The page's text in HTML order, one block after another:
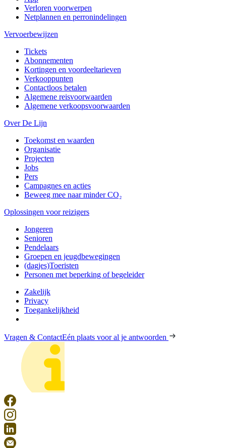
Verloren voorwerpen
Netplannen en perronindelingen
Vervoerbewijzen
Tickets
Abonnementen
Kortingen en voordeeltarieven
Verkooppunten
Contactloos betalen
Algemene reisvoorwaarden
Algemene verkoopsvoorwaarden
Over De Lijn
Toekomst en waarden
Organisatie
Projecten
Jobs
Pers
Campagnes en acties
Beweeg mee naar minder CO₂
Oplossingen voor reizigers
Jongeren
Senioren
Pendelaars
Groepen en jeugdbewegingen
(dagjes)Toeristen
Personen met beperking of begeleider
Zakelijk
Privacy
Toegankelijkheid
Vragen & ContactEén plaats voor al je antwoorden